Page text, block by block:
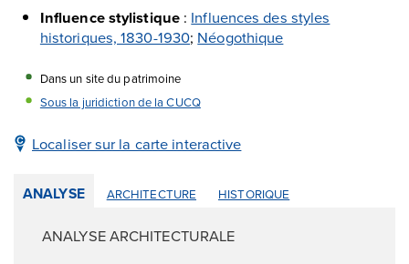
Influence stylistique: Influences des styles
historiques, 1830-1930; Néogothique
Dans un site du patrimoine
Sous la juridiction de la CUCQ
Localiser sur la carte interactive
ANALYSE ARCHITECTURE HISTORIQUE
ANALYSE ARCHITECTURALE